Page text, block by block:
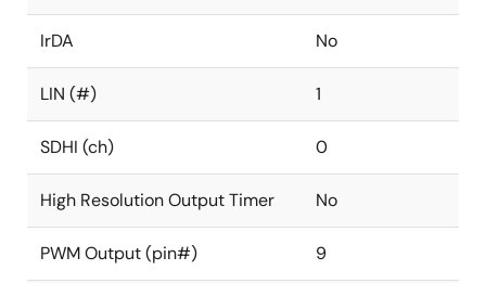
IrDA No
LIN (#) 1
SDHI (ch) 0
High Resolution Output Timer No
PWM Output (pin#) 9